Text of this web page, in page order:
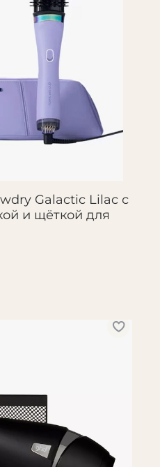
укладки
Galactic Lilac с
и щёткой для